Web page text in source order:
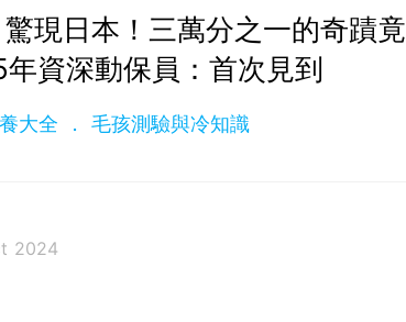
現日本！三萬分之一的奇蹟竟
資深動保員：首次見到
大全 毛孩測驗與冷知識
2024